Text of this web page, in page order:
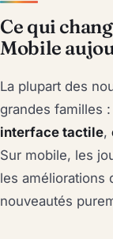
Ce qui
Mobile
La plupart des
grandes familles :
interface tactile,
Sur mobile, les
les améliorations
nouveautés